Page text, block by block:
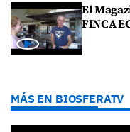
El
FINCA
MÁS EN BIOSFERATV